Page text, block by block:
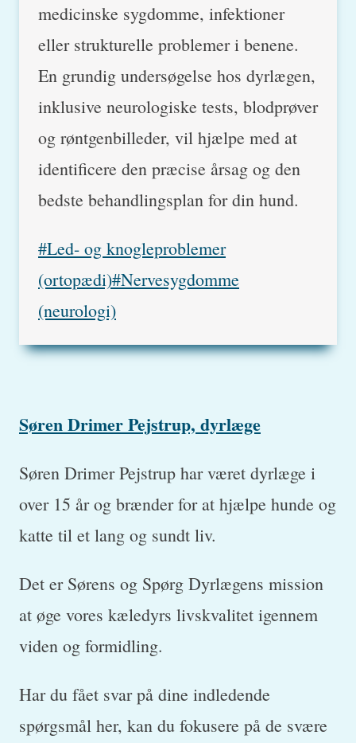
medicinske sygdomme, infektioner
eller strukturelle problemer i benene.
En grundig undersøgelse hos dyrlægen,
inklusive neurologiske tests, blodprøver
og røntgenbilleder, vil hjælpe med at
identificere den præcise årsag og den
bedste behandlingsplan for din hund.
Post
Tags:
#Led- og knogleproblemer
(ortopædi)#Nervesygdomme
(neurologi)
Søren Drimer Pejstrup, dyrlæge
Søren Drimer Pejstrup har været dyrlæge i
over 15 år og brænder for at hjælpe hunde og
katte til et lang og sundt liv.
Det er Sørens og Spørg Dyrlægens mission
at øge vores kæledyrs livskvalitet igennem
viden og formidling.
Har du fået svar på dine indledende
spørgsmål her, kan du fokusere på de svære